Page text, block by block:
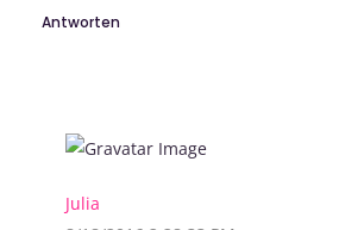
Antworten
Julia